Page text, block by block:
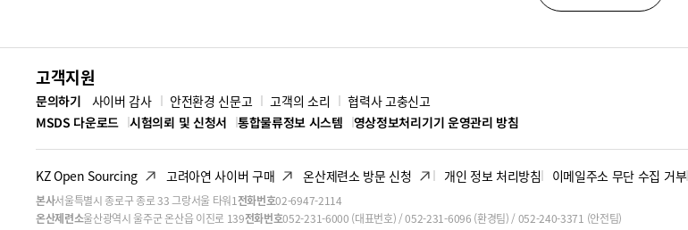
고객지원
문의하기 사이버 감사 안전환경 신문고 고객의 소리
협력사 고충신고
MSDS 다운로드
시험의뢰 및 신청서 통합물류정보 시스템 영상정보처리기기 운영관리 방침
KZ Open Sourcing 고려아연 사이버 구매 온산제련소 방문 신청 개인 정보 처리방침 이메일주소 무단 수집 거부
본사서울특별시 종로구 종로 33 그랑서울 타워1전화번호02-6947-2114
온산제련소울산광역시 울주군 온산읍 이진로 139전화번호052-231-6000 (대표번호) / 052-231-6096 (환경팀) / 052-240-3371 (안전팀)